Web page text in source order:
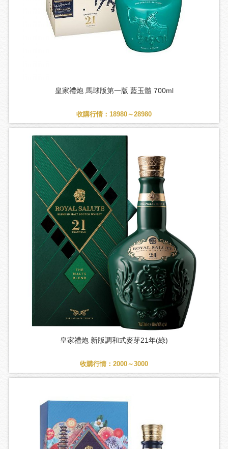
皇家禮炮 馬球版第一版 藍玉髓 700ml
收購行情：18980～28980
皇家禮炮 新版調和式麥芽21年(綠)
收購行情：2000～3000